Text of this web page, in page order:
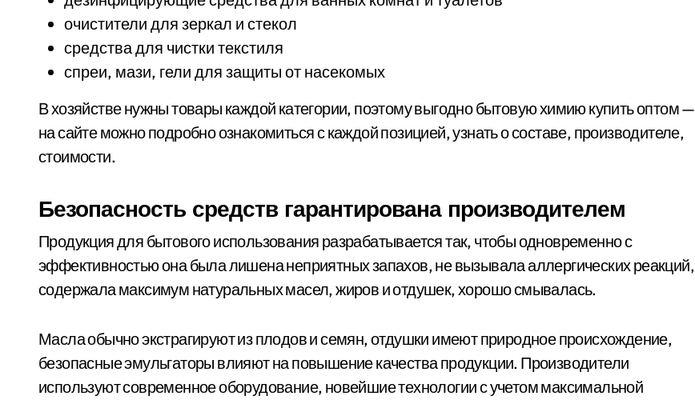
очистители для зеркал и стекол
средства для чистки текстиля
спреи, мази, гели для защиты от насекомых
В хозяйстве нужны товары каждой категории, поэтому выгодно бытовую химию купить оптом —
на сайте можно подробно ознакомиться с каждой позицией, узнать о составе, производителе,
стоимости.
Безопасность средств гарантирована производителем
Продукция для бытового использования разрабатывается так, чтобы одновременно с
эффективностью она была лишена неприятных запахов, не вызывала аллергических реакций,
содержала максимум натуральных масел, жиров и отдушек, хорошо смывалась.
Масла обычно экстрагируют из плодов и семян, отдушки имеют природное происхождение,
безопасные эмульгаторы влияют на повышение качества продукции. Производители
используют современное оборудование, новейшие технологии с учетом максимальной